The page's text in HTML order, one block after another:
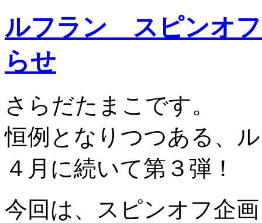
ルフラン スピンオ
らせ
さらだたまこです。
恒例となりつつある、
４月に続いて第３弾！
今回は、スピンオフ企画